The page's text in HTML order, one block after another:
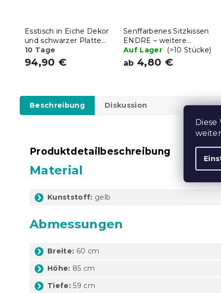
Esstisch in Eiche Dekor
und schwarzer Platte
MADO 120x80cm
10 Tage
94,90 €
Senffarbenes Sitzkissen
ENDRE – weitere
Größen
Auf Lager (>10 Stücke)
ab 4,80 €
Beschreibung Diskussion
Produktdetailbeschreibung
Material
Kunststoff: gelb
Abmessungen
Breite: 60 cm
Höhe: 85 cm
Tiefe: 59 cm